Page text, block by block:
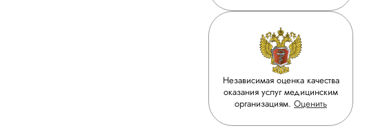
Независимая оценка качества
оказания услуг медицинским
организациям. Оценить